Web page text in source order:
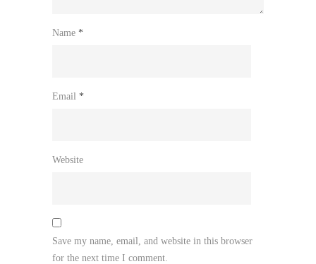
Name *
Email *
Website
Save my name, email, and website in this browser
for the next time I comment.